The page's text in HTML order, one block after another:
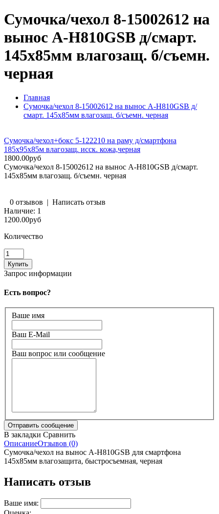
Сумочка/чехол 8-15002612 на
вынос A-H810GSB д/смарт.
145х85мм влагозащ. б/съемн.
черная
Главная
Сумочка/чехол 8-15002612 на вынос A-H810GSB д/
смарт. 145х85мм влагозащ. б/съемн. черная
Сумочка/чехол+бокс 5-122210 на раму д/смартфона
185х95х85м влагозащ. исск. кожа,черная
1800.00руб
Сумочка/чехол 8-15002612 на вынос A-H810GSB д/смарт.
145х85мм влагозащ. б/съемн. черная
0 отзывов | Написать отзыв
Наличие: 1
1200.00руб
Количество
Запрос информации
Есть вопрос?
Ваше имя
Ваш E-Mail
Ваш вопрос или сообщение
В закладки Сравнить
ОписаниеОтзывов (0)
Сумочка/чехол на вынос A-H810GSB для смартфона
145х85мм влагозащита, быстросъемная, черная
Написать отзыв
Ваше имя: